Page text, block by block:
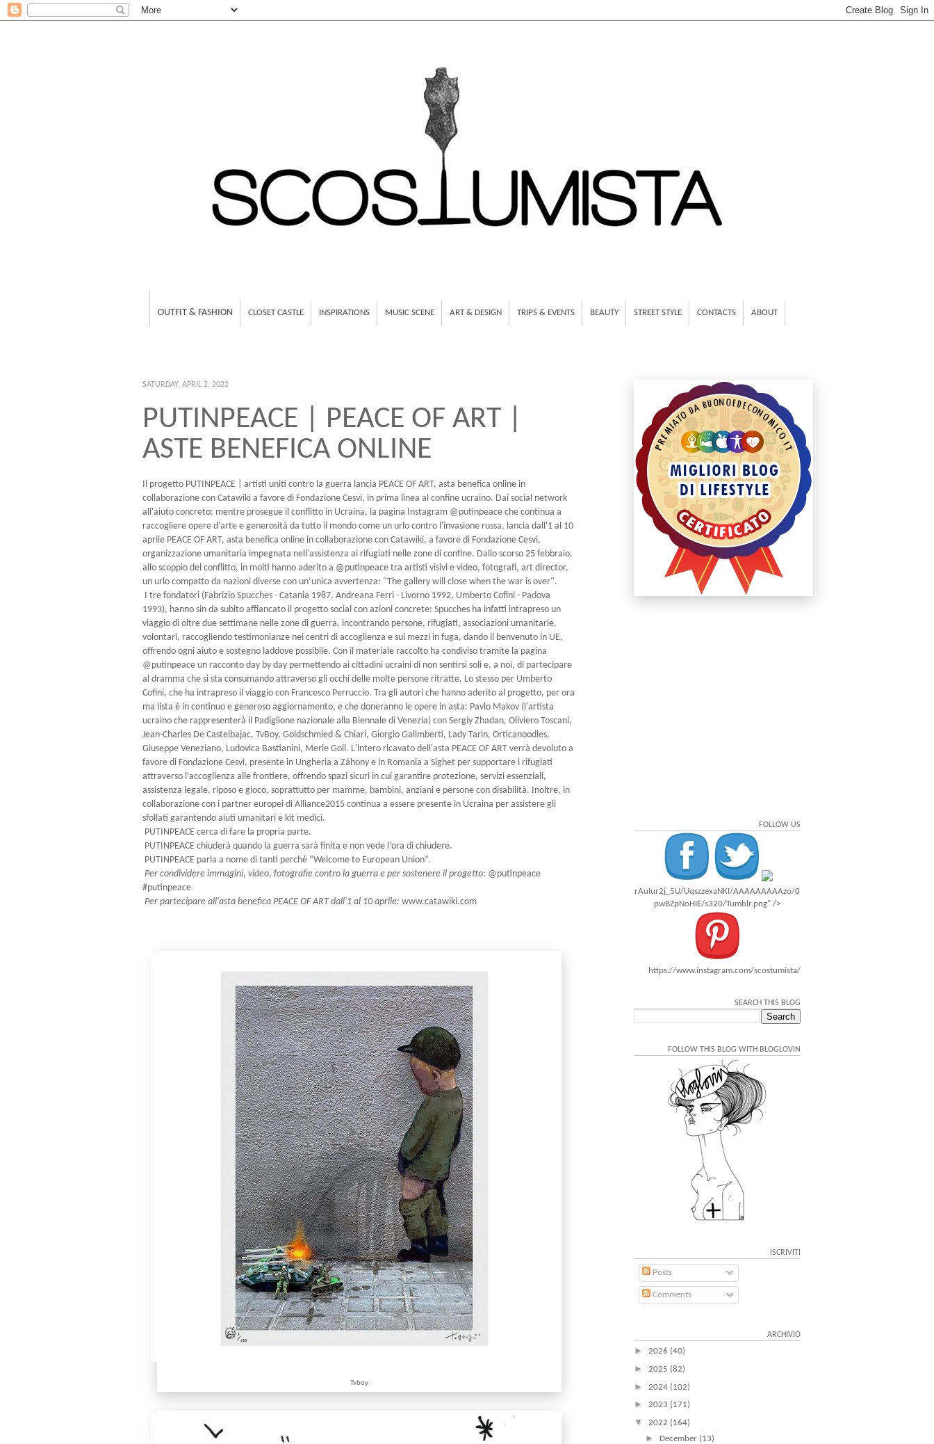
OUTFIT & FASHION CLOSET CASTLE INSPIRATIONS MUSIC SCENE ART & DESIGN TRIPS & EVENTS BEAUTY STREET STYLE CONTACTS ABOUT
SATURDAY, APRIL 2, 2022
PUTINPEACE | PEACE OF ART |
ASTE BENEFICA ONLINE
Il progetto PUTINPEACE | artisti uniti contro la guerra lancia PEACE OF ART, asta benefica online in
collaborazione con Catawiki a favore di Fondazione Cesvi, in prima linea al confine ucraino. Dai social network
all'aiuto concreto: mentre prosegue il conflitto in Ucraina, la pagina Instagram @putinpeace che continua a
raccogliere opere d'arte e generosità da tutto il mondo come un urlo contro l'invasione russa, lancia dall'1 al 10
aprile PEACE OF ART, asta benefica online in collaborazione con Catawiki, a favore di Fondazione Cesvi,
organizzazione umanitaria impegnata nell'assistenza ai rifugiati nelle zone di confine. Dallo scorso 25 febbraio,
allo scoppio del conflitto, in molti hanno aderito a @putinpeace tra artisti visivi e video, fotografi, art director,
un urlo compatto da nazioni diverse con un’unica avvertenza: "The gallery will close when the war is over".
I tre fondatori (Fabrizio Spucches - Catania 1987, Andreana Ferri - Livorno 1992, Umberto Cofini - Padova
1993), hanno sin da subito affiancato il progetto social con azioni concrete: Spucches ha infatti intrapreso un
viaggio di oltre due settimane nelle zone di guerra, incontrando persone, rifugiati, associazioni umanitarie,
volontari, raccogliendo testimonianze nei centri di accoglienza e sui mezzi in fuga, dando il benvenuto in UE,
offrendo ogni aiuto e sostegno laddove possibile. Con il materiale raccolto ha condiviso tramite la pagina
@putinpeace un racconto day by day permettendo ai cittadini ucraini di non sentirsi soli e, a noi, di partecipare
al dramma che si sta consumando attraverso gli occhi delle molte persone ritratte. Lo stesso per Umberto
Cofini, che ha intrapreso il viaggio con Francesco Perruccio. Tra gli autori che hanno aderito al progetto, per ora
ma lista è in continuo e generoso aggiornamento, e che doneranno le opere in asta: Pavlo Makov (l'artista
ucraino che rappresenterà il Padiglione nazionale alla Biennale di Venezia) con Sergiy Zhadan, Oliviero Toscani,
Jean-Charles De Castelbajac, TvBoy, Goldschmied & Chiari, Giorgio Galimberti, Lady Tarin, Orticanoodles,
Giuseppe Veneziano, Ludovica Bastianini, Merle Goll. L'intero ricavato dell'asta PEACE OF ART verrà devoluto a
favore di Fondazione Cesvi, presente in Ungheria a Záhony e in Romania a Sighet per supportare i rifugiati
attraverso l’accoglienza alle frontiere, offrendo spazi sicuri in cui garantire protezione, servizi essenziali,
assistenza legale, riposo e gioco, soprattutto per mamme, bambini, anziani e persone con disabilità. Inoltre, in
collaborazione con i partner europei di Alliance2015 continua a essere presente in Ucraina per assistere gli
sfollati garantendo aiuti umanitari e kit medici.
PUTINPEACE cerca di fare la propria parte.
PUTINPEACE chiuderà quando la guerra sarà finita e non vede l’ora di chiudere.
PUTINPEACE parla a nome di tanti perché “Welcome to European Union”.
Per condividere immagini, video, fotografie contro la guerra e per sostenere il progetto: @putinpeace
#putinpeace
Per partecipare all'asta benefica PEACE OF ART dall'1 al 10 aprile: www.catawiki.com
Tvboy
FOLLOW US
rAuIur2j_5U/UqszzexaNKI/AAAAAAAAAzo/0
pwBZpNoHIE/s320/Tumblr.png" />
https://www.instagram.com/scostumista/
SEARCH THIS BLOG
FOLLOW THIS BLOG WITH BLOGLOVIN
ISCRIVITI
Posts
Comments
ARCHIVIO
► 2026 (40)
► 2025 (82)
► 2024 (102)
► 2023 (171)
▼ 2022 (164)
► December (13)